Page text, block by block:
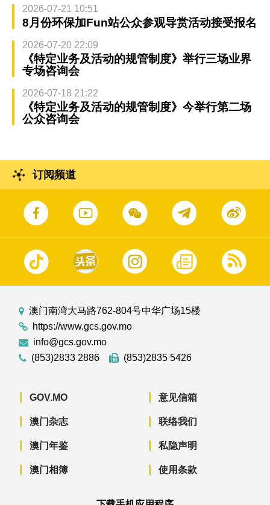
2026-07-21 10:51
8月份环保加Fun站公众参观导赏活动接受报名
2026-07-20 22:09
《特定业务及活动的规管制度》举行三场业界
专场咨询会
2026-07-18 21:22
《特定业务及活动的规管制度》今举行第二场
公众咨询会
订阅频道
澳门南湾大马路762-804号中华广场15楼
https://www.gcs.gov.mo
info@gcs.gov.mo
(853)2833 2886
(853)2835 5426
GOV.MO
澳门杂志
澳门年鉴
澳门相簿
意见信箱
联络我们
私隐声明
使用条款